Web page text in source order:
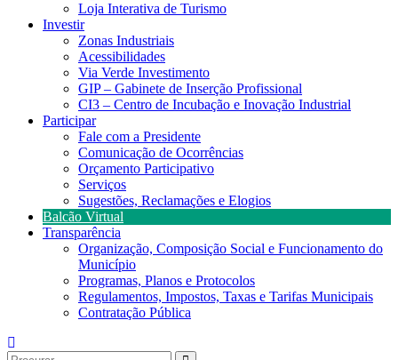
Loja Interativa de Turismo
Investir
Zonas Industriais
Acessibilidades
Via Verde Investimento
GIP – Gabinete de Inserção Profissional
CI3 – Centro de Incubação e Inovação Industrial
Participar
Fale com a Presidente
Comunicação de Ocorrências
Orçamento Participativo
Serviços
Sugestões, Reclamações e Elogios
Balcão Virtual
Transparência
Organização, Composição Social e Funcionamento do
Município
Programas, Planos e Protocolos
Regulamentos, Impostos, Taxas e Tarifas Municipais
Contratação Pública